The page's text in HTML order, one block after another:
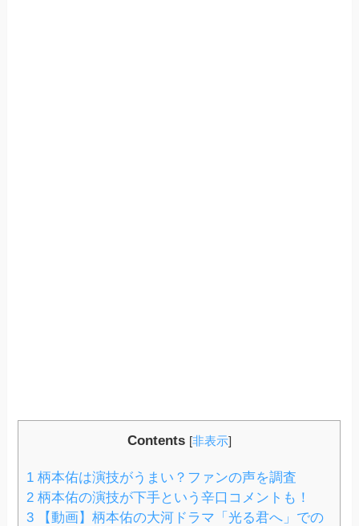
Contents [非表示]
1 柄本佑は演技がうまい？ファンの声を調査
2 柄本佑の演技が下手という辛口コメントも！
3 【動画】柄本佑の大河ドラマ「光る君へ」での